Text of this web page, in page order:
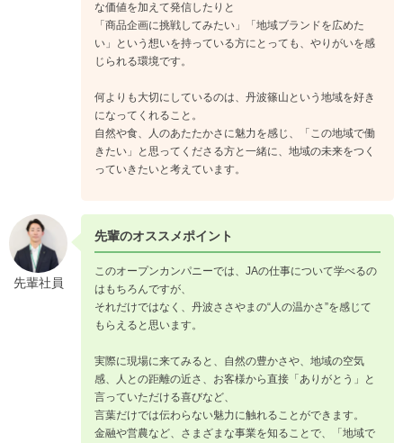
な価値を加えて発信したりと
「商品企画に挑戦してみたい」「地域ブランドを広めた
い」という想いを持っている方にとっても、やりがいを感
じられる環境です。
何よりも大切にしているのは、丹波篠山という地域を好き
になってくれること。
自然や食、人のあたたかさに魅力を感じ、「この地域で働
きたい」と思ってくださる方と一緒に、地域の未来をつく
っていきたいと考えています。
先輩社員
先輩のオススメポイント
このオープンカンパニーでは、JAの仕事について学べるの
はもちろんですが、
それだけではなく、丹波ささやまの“人の温かさ”を感じて
もらえると思います。
実際に現場に来てみると、自然の豊かさや、地域の空気
感、人との距離の近さ、お客様から直接「ありがとう」と
言っていただける喜びなど、
言葉だけでは伝わらない魅力に触れることができます。
金融や営農など、さまざまな事業を知ることで、「地域で